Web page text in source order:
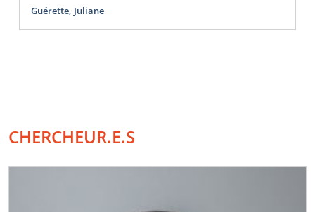
Guérette, Juliane
CHERCHEUR.E.S